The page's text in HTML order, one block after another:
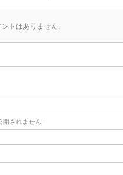
トはありません。
開されません -